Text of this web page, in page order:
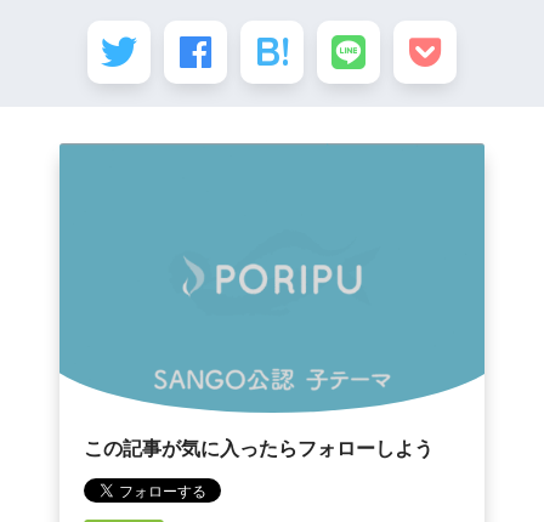
この記事が気に入ったらフォローしよう